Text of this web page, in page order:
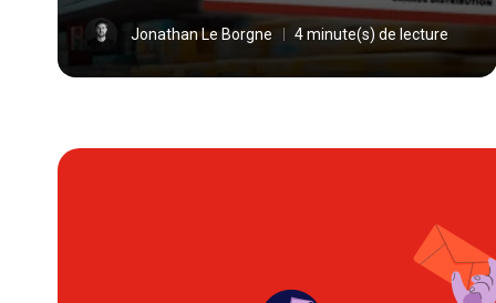
Jonathan Le Borgne 4 minute(s) de lecture